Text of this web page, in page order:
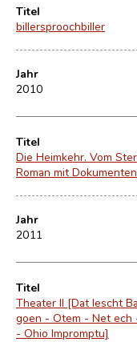
Titel
billersproochbiller
Jahr
2010
Titel
Die Heimkehr. Vom
Roman mit
Jahr
2011
Titel
Theater II [Dat lescht
goen - Otem - Net ech
- Ohio Impromptu]